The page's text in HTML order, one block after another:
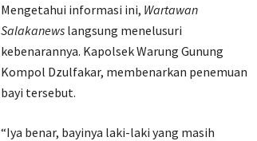
Mengetahui informasi ini, Wartawan
Salakanewslangsung menelusuri
kebenarannya. Kapolsek Warung Gunung
Kompol Dzulfakar, membenarkan penemuan
bayi tersebut.
“Iya benar, bayinya laki-laki yang masih